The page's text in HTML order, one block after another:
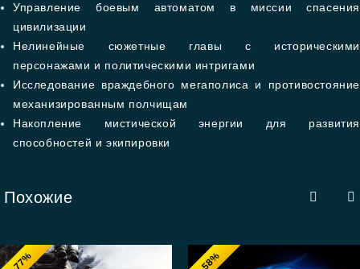
Управление боевым автоматом в миссии спасения
цивилизации
Нелинейные сюжетные главы с историческими
персонажами и политическими интригами
Исследование враждебного мегаполиса и противостояние
механизированным полчищам
Накопление мистической энергии для развития
способностей и экипировки
Похожие
-77% -58%